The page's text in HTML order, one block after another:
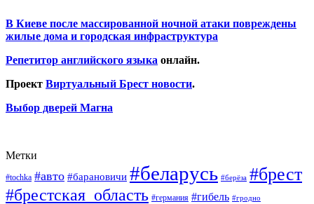
В Киеве после массированной ночной атаки повреждены
жилые дома и городская инфраструктура
Репетитор английского языка онлайн.
Проект Виртуальный Брест новости.
Выбор дверей Магна
Метки
#tochka #авто #барановичи #беларусь #берёза #брест
#брестская_область #германия #гибель #гродно